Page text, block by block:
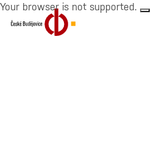
Your browser is not supported.